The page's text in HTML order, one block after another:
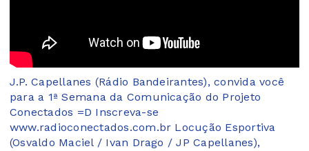
J.P. Capellanes (Rádio Bandeirantes), convida você
para a 1ª Semana da Comunicação do Projeto
Conectados =D Inscreva-se
www.radioconectados.com.br Locução Esportiva
(Osvaldo Maciel / Ivan Drago / JP Capellanes),